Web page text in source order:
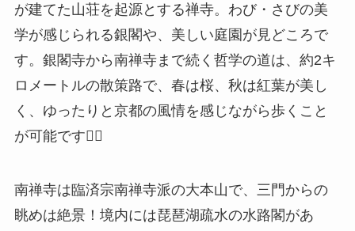
が建てた山荘を起源とする禅寺。わび・さびの美
学が感じられる銀閣や、美しい庭園が見どころで
す。銀閣寺から南禅寺まで続く哲学の道は、約2キ
ロメートルの散策路で、春は桜、秋は紅葉が美し
く、ゆったりと京都の風情を感じながら歩くこと
が可能です🚶‍♀️
南禅寺は臨済宗南禅寺派の大本山で、三門からの
眺めは絶景！境内には琵琶湖疏水の水路閣があ